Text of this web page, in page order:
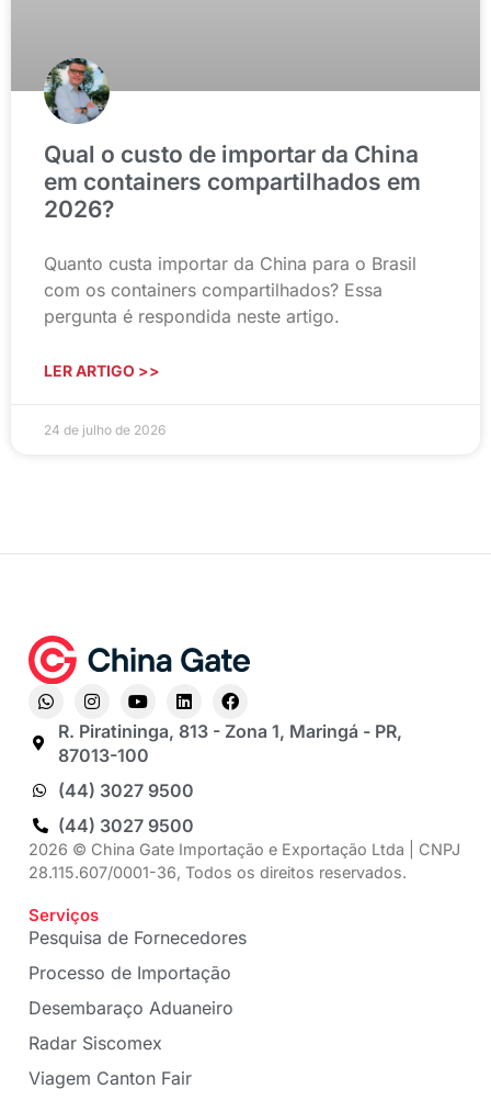
Qual o custo de importar da China
em containers compartilhados em
2026?
Quanto custa importar da China para o Brasil
com os containers compartilhados? Essa
pergunta é respondida neste artigo.
LER ARTIGO >>
24 de julho de 2026
R. Piratininga, 813 - Zona 1, Maringá - PR,
87013-100
(44) 3027 9500
(44) 3027 9500
2026 © China Gate Importação e Exportação Ltda | CNPJ
28.115.607/0001-36, Todos os direitos reservados.
Serviços
Pesquisa de Fornecedores
Processo de Importação
Desembaraço Aduaneiro
Radar Siscomex
Viagem Canton Fair